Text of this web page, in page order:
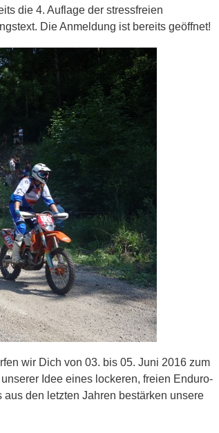
die 4. Auflage der stressfreien
Die Anmeldung ist bereits geöffnet!
wir Dich von 03. bis 05. Juni 2016 zum
Idee eines lockeren, freien Enduro-
den letzten Jahren bestärken unsere